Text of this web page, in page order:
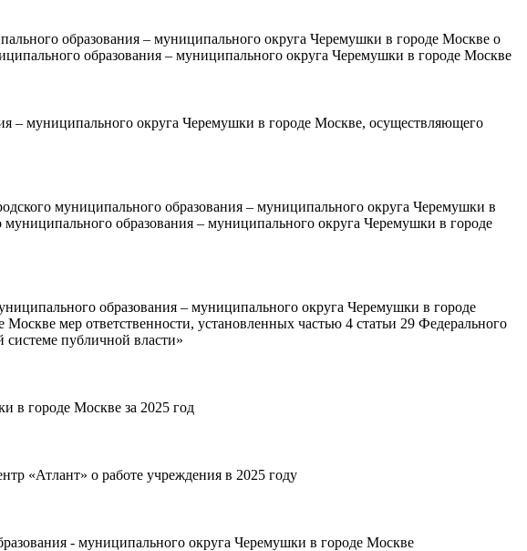
образования – муниципального округа Черемушки в городе Москве о
образования – муниципального округа Черемушки в городе Москве
– муниципального округа Черемушки в городе Москве, осуществляющего
муниципального образования – муниципального округа Черемушки в
муниципального образования – муниципального округа Черемушки в городе
образования – муниципального округа Черемушки в городе
мер ответственности, установленных частью 4 статьи 29 Федерального
публичной власти»
в городе Москве за 2025 год
«Атлант» о работе учреждения в 2025 году
- муниципального округа Черемушки в городе Москве